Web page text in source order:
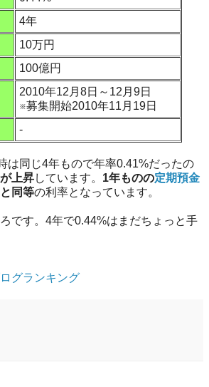
4年
10万円
100億円
2010年12月8日～12月9日
※募集開始2010年11月19日
-
は同じ4年もので年率0.41%だったの
上昇しています。 1年ものの定期預金
と同等の利率となっています。
です。4年で0.44%はまだちょっと手
グランキング